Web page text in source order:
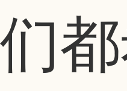
们